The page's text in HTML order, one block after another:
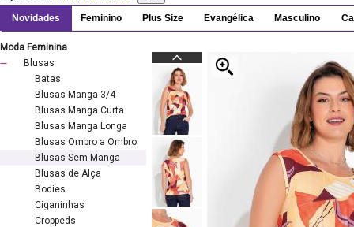
Novidades Feminino Plus Size Evangélica Masculino
Moda Feminina
Blusas
Batas
Blusas Manga 3/4
Blusas Manga Curta
Blusas Manga Longa
Blusas Ombro a Ombro
Blusas Sem Manga
Blusas de Alça
Bodies
Ciganinhas
Croppeds